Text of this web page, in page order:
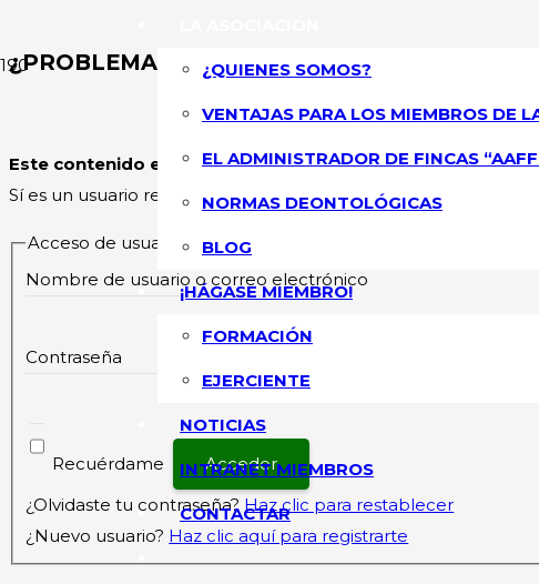
¿QUIENES SOMOS?
VENTAJAS PARA LOS MIEMBROS DE
EL ADMINISTRADOR DE FINCAS
NORMAS DEONTOLÓGICAS
BLOG
¡HÁGASE MIEMBRO!
FORMACIÓN
EJERCIENTE
NOTICIAS
INTRANET MIEMBROS
CONTACTAR
¿PROBLEMAS CON LOS VECINOS? ESTO ES
ASOCIACIÓN
Este contenido esta restringidoy su acceso solo está
Sí es un usuario registrado, por favor inicie sesión.
Acceso de usuarios existentes
Nombre de usuario o correo electrónico
Contraseña
Recuérdame
¿Olvidaste tu contraseña? Haz clic para restablecer
¿Nuevo usuario? Haz clic aquí para registrarte